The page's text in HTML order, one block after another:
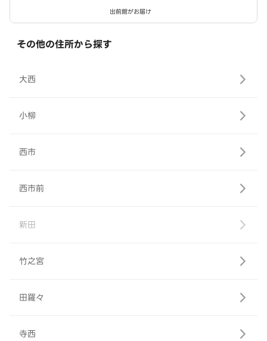
出前館がお届け
その他の住所から探す
大西
小柳
西市
西市前
新田
竹之宮
田羅々
寺西